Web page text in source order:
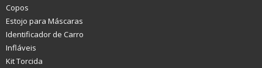
Copos
Estojo para Máscaras
Identificador de Carro
Infláveis
Kit Torcida